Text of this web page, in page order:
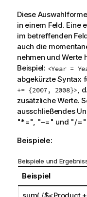
Diese
in einem Feld. Eine
im betreffenden
auch die
nehmen und Werte
Beispiel: <Year =
abgekürzte Syntax
+= {2007, 2008}>,
zusätzliche Werte.
ausschließendes
"*=", "–=" und "/="
Beispiele:
Beispiele und
Beispiel